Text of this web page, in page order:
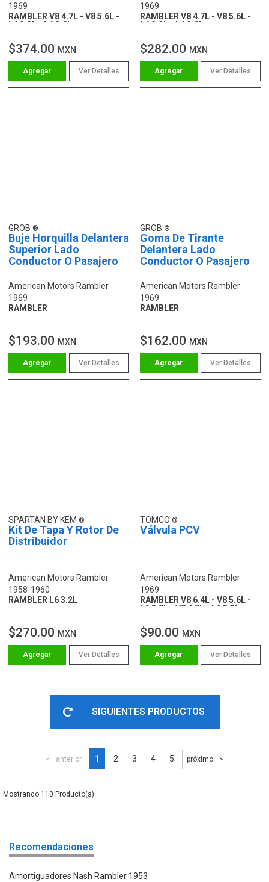
1969
RAMBLER V8 4.7L - V8 5.6L -
L6 3.3L - L6 3.8L
$374.00 MXN
Ver Detalles
1969
RAMBLER V8 4.7L - V8 5.6L -
L6 3.3L - L6 3.8L
$282.00 MXN
Ver Detalles
GROB
Buje Horquilla Delantera
Superior Lado
Conductor O Pasajero
American Motors Rambler
1969
RAMBLER
$193.00 MXN
Ver Detalles
GROB
Goma De Tirante
Delantera Lado
Conductor O Pasajero
American Motors Rambler
1969
RAMBLER
$162.00 MXN
Ver Detalles
SPARTAN BY KEM
Kit De Tapa Y Rotor De
Distribuidor
American Motors Rambler
1958-1960
RAMBLER L6 3.2L
$270.00 MXN
Ver Detalles
TOMCO
Válvula PCV
American Motors Rambler
1969
RAMBLER V8 6.4L - V8 5.6L -
L6 3.8L - V8 4.7L - L6 3.3L
$90.00 MXN
Ver Detalles
SIGUIENTES PRODUCTOS
anterior 1 2 3 4 5 próximo
110
Recomendaciones
Amortiguadores Nash Rambler 1953